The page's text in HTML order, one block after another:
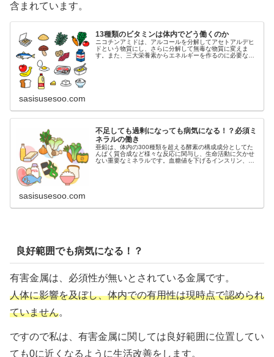
含まれています。
13種類のビタミンは体内でどう働くのか
ニコチンアミドは、アルコールを分解してアセトアルデヒ
ドという物質にし、さらに分解して無毒な物質に変えま
す。また、三大栄養素からエネルギーを作るのに必要な酵
sasisusesoo.com
不足しても過剰になっても病気になる！？必須ミ
ネラルの働き
亜鉛は、体内の300種類を超える酵素の構成成分としてた
んぱく質合成など様々な反応に関与し、生命活動に欠かせ
ない重要なミネラルです。血糖値を下げるインスリン、生
sasisusesoo.com
良好範囲でも病気になる！？
有害金属は、必須性が無いとされている金属です。
人体に影響を及ぼし、体内での有用性は現時点で認められ
ていません。
ですので私は、有害金属に関しては良好範囲に位置してい
ても0に近くなるように生活改善をします。